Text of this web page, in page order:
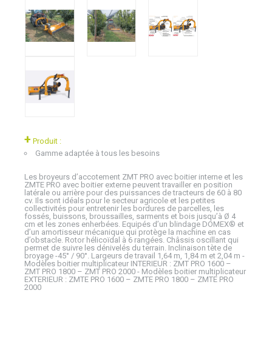
+ Produit :
Gamme adaptée à tous les besoins
Les broyeurs d’accotement ZMT PRO avec boitier interne et les
ZMTE PRO avec boitier externe peuvent travailler en position
latérale ou arrière pour des puissances de tracteurs de 60 à 80
cv. Ils sont idéals pour le secteur agricole et les petites
collectivités pour entretenir les bordures de parcelles, les
fossés, buissons, broussailles, sarments et bois jusqu’à Ø 4
cm et les zones enherbées. Equipés d’un blindage DOMEX® et
d’un amortisseur mécanique qui protège la machine en cas
d’obstacle. Rotor hélicoïdal à 6 rangées. Châssis oscillant qui
permet de suivre les dénivelés du terrain. Inclinaison tète de
broyage -45° / 90°. Largeurs de travail 1,64 m, 1,84 m et 2,04 m -
Modèles boitier multiplicateur INTERIEUR : ZMT PRO 1600 –
ZMT PRO 1800 – ZMT PRO 2000 - Modèles boitier multiplicateur
EXTERIEUR : ZMTE PRO 1600 – ZMTE PRO 1800 – ZMTE PRO
2000